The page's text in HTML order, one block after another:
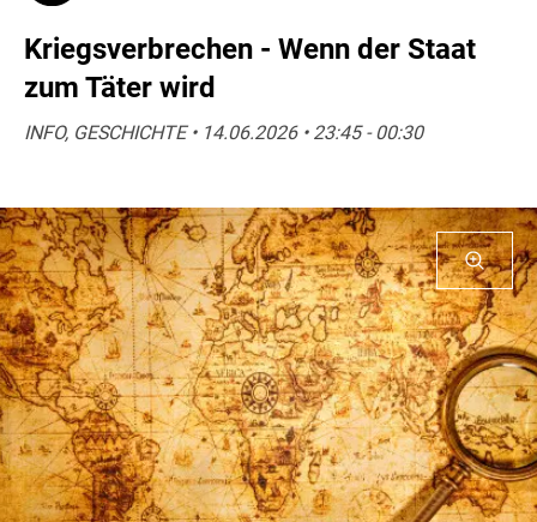
Kriegsverbrechen - Wenn der Staat
zum Täter wird
INFO, GESCHICHTE • 14.06.2026 • 23:45 - 00:30